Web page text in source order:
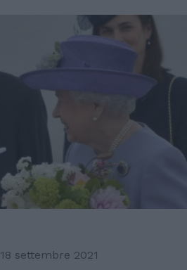
18 settembre 2021